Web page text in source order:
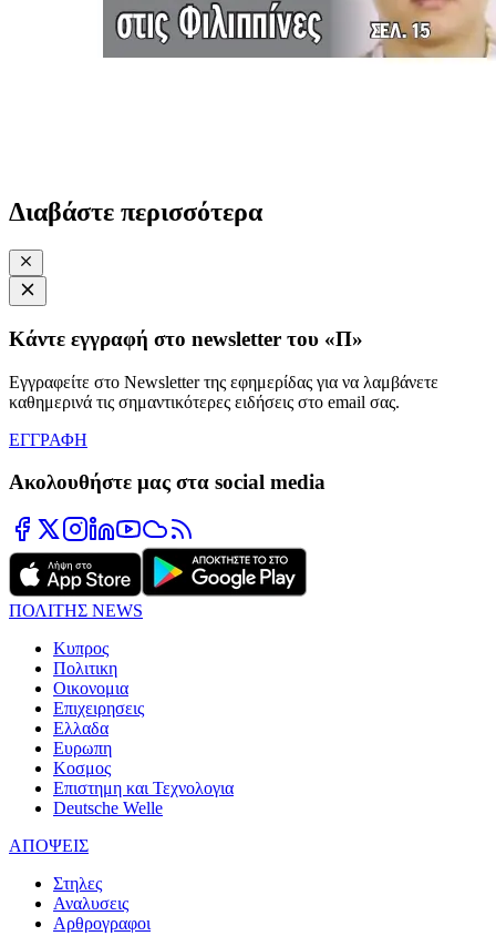
Διαβάστε περισσότερα
Κάντε εγγραφή στο newsletter του «Π»
Εγγραφείτε στο Newsletter της εφημερίδας για να λαμβάνετε
καθημερινά τις σημαντικότερες ειδήσεις στο email σας.
ΕΓΓΡΑΦΗ
Ακολουθήστε μας στα social media
ΠΟΛΙΤΗΣ NEWS
Κυπρος
Πολιτικη
Οικονομια
Επιχειρησεις
Ελλαδα
Ευρωπη
Κοσμος
Επιστημη και Τεχνολογια
Deutsche Welle
ΑΠΟΨΕΙΣ
Στηλες
Αναλυσεις
Αρθρογραφοι